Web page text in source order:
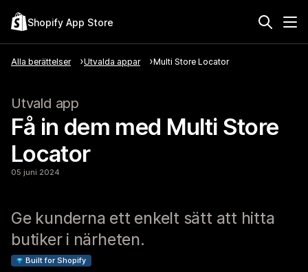
Shopify App Store
Alla berättelser Utvalda appar Multi Store Locator
Utvald app
Få in dem med Multi Store
Locator
05 juni 2024
Ge kunderna ett enkelt sätt att hitta
butiker i närheten.
Built for Shopify